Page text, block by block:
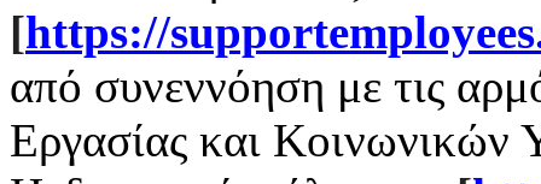
[https://supportemployees
από συνεννόηση με τις
Εργασίας και Κοινωνικών